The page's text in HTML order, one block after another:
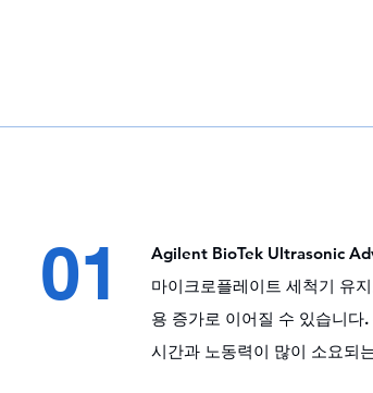
01
Agilent BioTek Ultrasonic
마이크로플레이트 세척기 유
용 증가로 이어질 수 있습니
시간과 노동력이 많이 소요되